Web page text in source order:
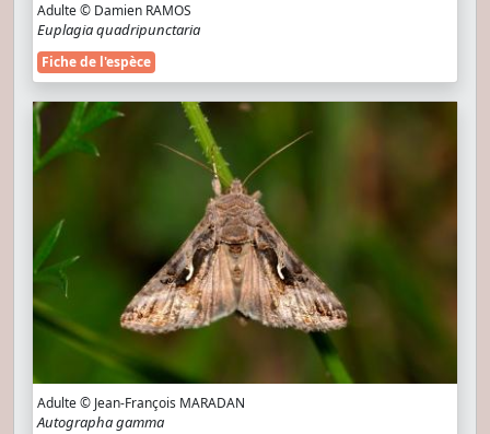
Adulte © Damien RAMOS
Euplagia quadripunctaria
Fiche de l'espèce
Adulte © Jean-François MARADAN
Autographa gamma